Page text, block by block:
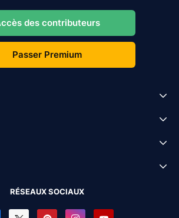
des contributeurs
Passer Premium
RÉSEAUX SOCIAUX